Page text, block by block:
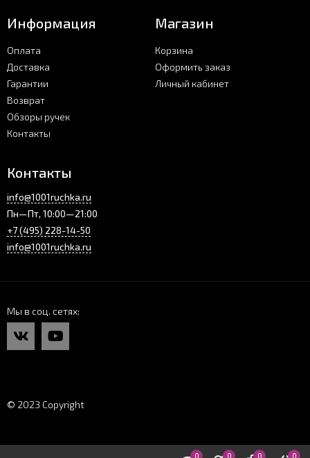
Информация
Оплата
Доставка
Гарантии
Возврат
Обзоры ручек
Контакты
Магазин
Корзина
Оформить заказ
Личный кабинет
Контакты
info@1001ruchka.ru
Пн—Пт, 10:00—21:00
+7 (495) 228-14-50
info@1001ruchka.ru
Мы в соц. сетях
© 2023 Copyright
0 0 0 0